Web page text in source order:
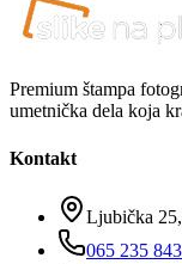
Premium štampa
umetnička dela koja
Kontakt
Ljubička
065 235